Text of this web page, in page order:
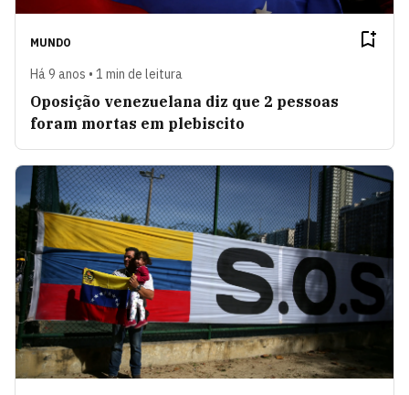
MUNDO
Há 9 anos • 1 min de leitura
Oposição venezuelana diz que 2 pessoas
foram mortas em plebiscito